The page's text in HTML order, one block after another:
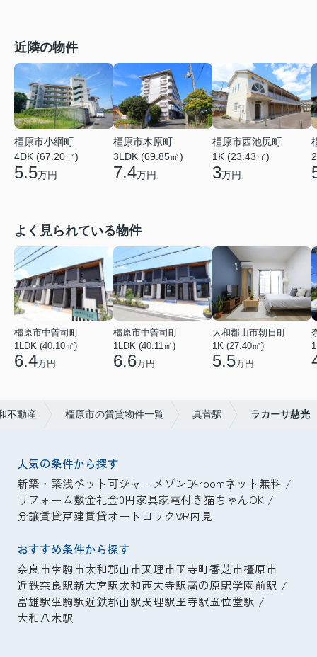
近隣の物件
橿原市小綱町
4DK (67.20㎡)
5.5万円
橿原市木原町
3LDK (69.85㎡)
7.4万円
橿原市西池尻町
1K (23.43㎡)
3万円
よく見られている物件
橿原市中曽司町
1LDK (40.10㎡)
6.4万円
橿原市中曽司町
1LDK (40.11㎡)
6.6万円
大和郡山市朝日町
1K (27.40㎡)
5.5万円
不動産 橿原市の賃貸物件一覧 真菅駅 ラカーサ慈光
人気の条件から探す
新築・築浅ペット可シャーメゾンD-roomネット無料
リフォーム敷金礼金0円家具家電付き猫ちゃんOK
分譲賃貸戸建賃貸オートロックVR内見
おすすめ条件から探す
奈良市生駒市大和郡山市天理市王寺町香芝市橿原市
近鉄奈良駅新大宮駅大和西大寺駅高の原駅学園前駅
富雄駅生駒駅近鉄郡山駅天理駅王寺駅五位堂駅
大和八木駅